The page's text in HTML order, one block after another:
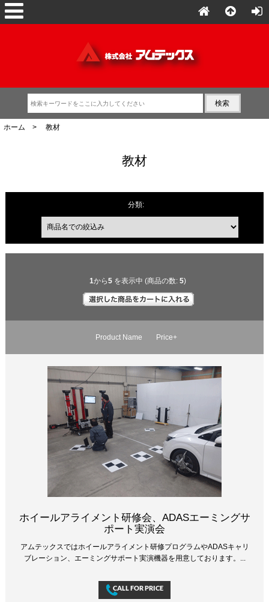
ホーム > 教材
教材
分類:
商品名での絞込み
1から5を表示中 (商品の数: 5)
Product Name Price+
ホイールアライメント研修会、ADASエーミングサ
ポート実演会
アムテックスではホイールアライメント研修プログラムやADASキャリ
ブレーション、エーミングサポート実演機器を用意しております。...